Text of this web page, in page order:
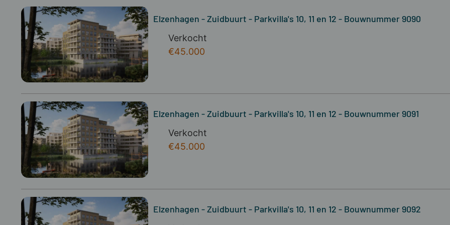
Elzenhagen - Zuidbuurt - Parkvilla's 10, 11 en 12 - Bouwnummer 9090
Verkocht
€45.000
Elzenhagen - Zuidbuurt - Parkvilla's 10, 11 en 12 - Bouwnummer 9091
Verkocht
€45.000
Elzenhagen - Zuidbuurt - Parkvilla's 10, 11 en 12 - Bouwnummer 9092